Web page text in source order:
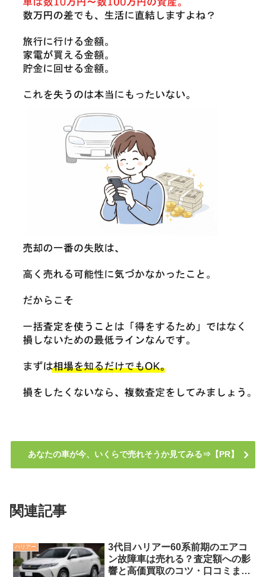
あなたの車が今、いくらで売れそうか見てみる⇒【PR】
関連記事
ハリアー
3代目ハリアー60系前期のエアコ
ン故障車は売れる？査定額への影
響と高価買取のコツ・口コミまと